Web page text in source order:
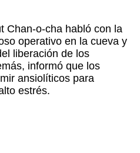
Chan-o-cha habló con la
operativo en la cueva y
liberación de los
informó que los
ansiolíticos para
estrés.